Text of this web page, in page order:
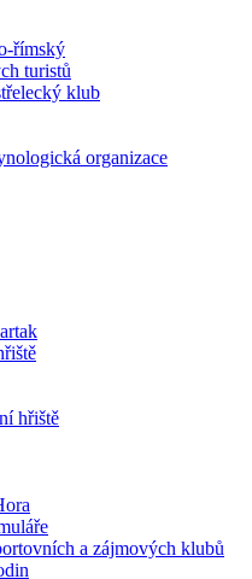
římský
turistů
klub
organizace
hřiště
a zájmových klubů